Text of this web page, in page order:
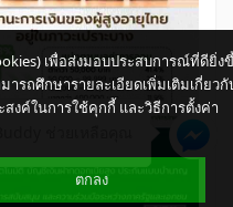
เพื่อส่งมอบประสบการณ์ที่ดียิ่ง
รถศึกษารายละเอียดเพิ่มเติมเกี่ยวกั
งค์ในการใช้คุกกี้ และวิธีการตั้งค่า
ตกลง
ช่วยเหลือคุณ